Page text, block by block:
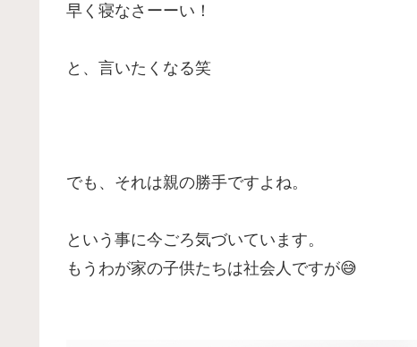
早く寝なさーーい！
と、言いたくなる笑
でも、それは親の勝手ですよね。
という事に今ごろ気づいています。
もうわが家の子供たちは社会人ですが😅